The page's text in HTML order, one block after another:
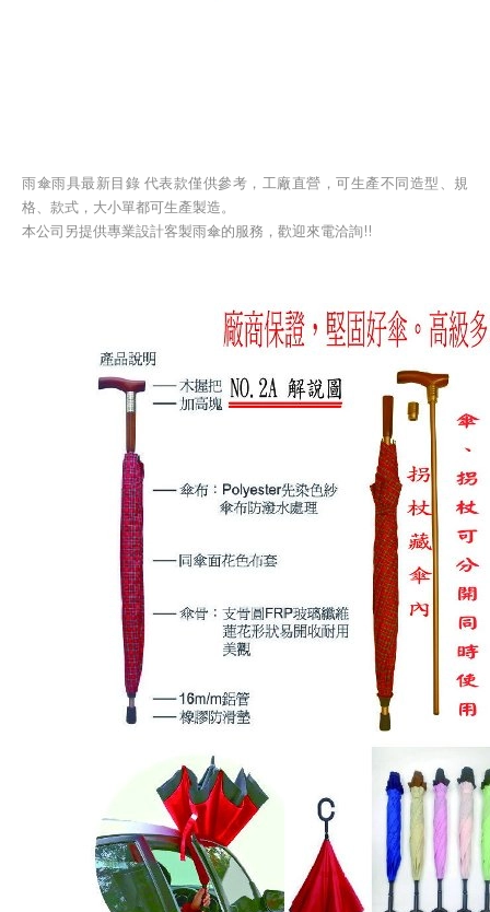
雨傘雨具最新目錄 代表款僅供參考，工廠直營，可生產不同造型、規
格、款式，大小單都可生產製造。
本公司另提供專業設計客製雨傘的服務，歡迎來電洽詢!!